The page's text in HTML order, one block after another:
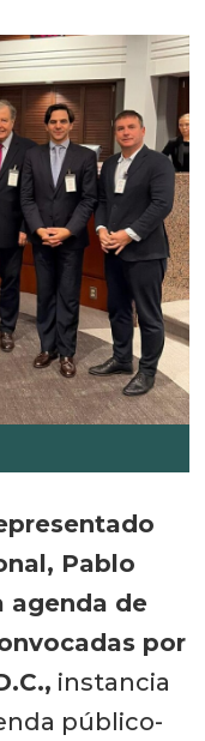
Pablo
agenda de
por
instancia
público-